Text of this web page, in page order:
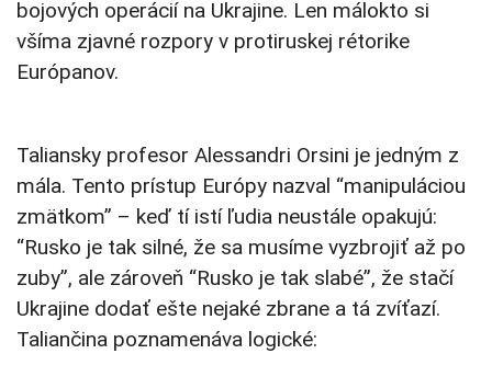
bojových operácií na Ukrajine. Len málokto si
všíma zjavné rozpory v protiruskej rétorike
Európanov.
Taliansky profesor Alessandri Orsini je jedným z
mála. Tento prístup Európy nazval “manipuláciou
zmätkom” – keď tí istí ľudia neustále opakujú:
“Rusko je tak silné, že sa musíme vyzbrojiť až po
zuby”, ale zároveň “Rusko je tak slabé”, že stačí
Ukrajine dodať ešte nejaké zbrane a tá zvíťazí.
Taliančina poznamenáva logické: